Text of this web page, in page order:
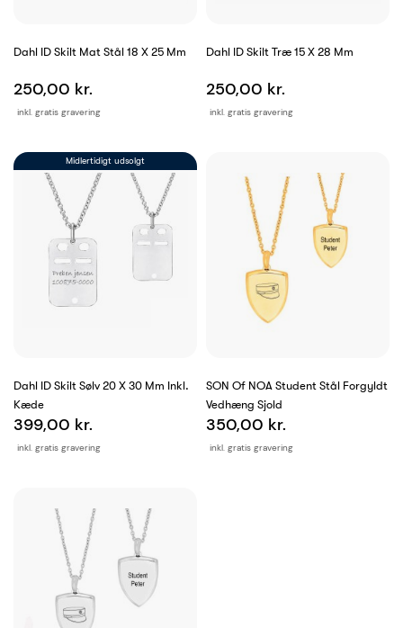
Dahl ID Skilt Mat Stål 18 X 25 Mm
inkl. gratis gravering
250,00 kr.
Dahl ID Skilt Træ 15 X 28 Mm
inkl. gratis gravering
250,00 kr.
Dahl ID Skilt Sølv 20 X 30 Mm Inkl.
Kæde
inkl. gratis gravering
399,00 kr.
Midlertidigt udsolgt
SON Of NOA Student Stål Forgyldt
Vedhæng Sjold
inkl. gratis gravering
350,00 kr.